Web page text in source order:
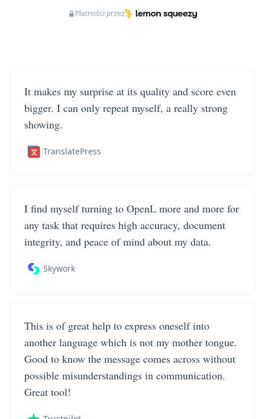
Płatności przez
It makes my surprise at its quality and score even
bigger. I can only repeat myself, a really strong
showing.
TranslatePress
I find myself turning to OpenL more and more for
any task that requires high accuracy, document
integrity, and peace of mind about my data.
Skywork
This is of great help to express oneself into
another language which is not my mother tongue.
Good to know the message comes across without
possible misunderstandings in communication.
Great tool!